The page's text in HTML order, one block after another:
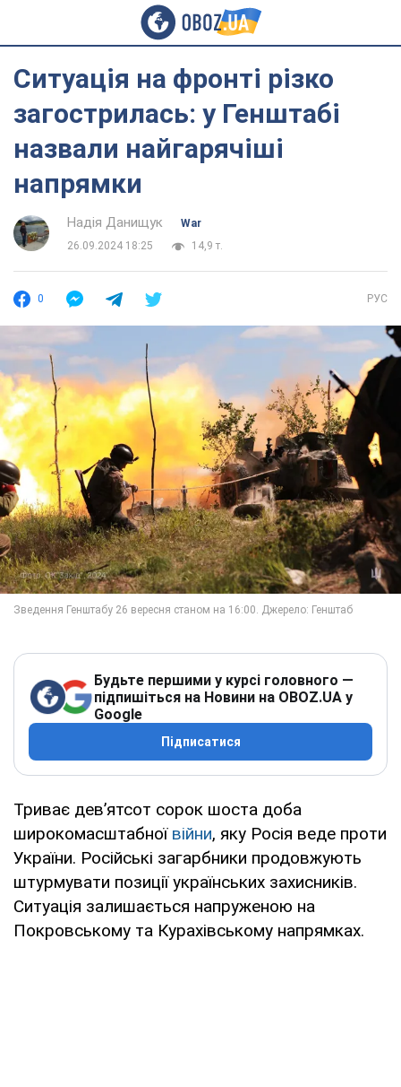
Ситуація на фронті різко
загострилась: у Генштабі
назвали найгарячіші
напрямки
Надія Данищук
War
26.09.2024 18:25
14,9 т.
0 РУС
Будьте першими у курсі головного —
підпишіться на Новини на OBOZ.UA у
Google
Підписатися
Триває дев’ятсот сорок шоста доба
широкомасштабної війни, яку Росія веде проти
України. Російські загарбники продовжують
штурмувати позиції українських захисників.
Ситуація залишається напруженою на
Покровському та Курахівському напрямках.